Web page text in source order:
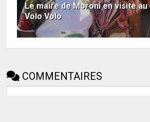
Le maire de Moroni en visite au
Volo Volo
COMMENTAIRES